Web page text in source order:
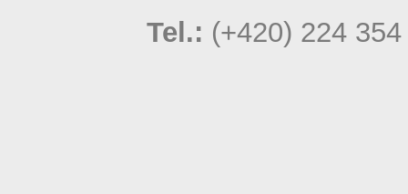
Tel.: (+420) 224